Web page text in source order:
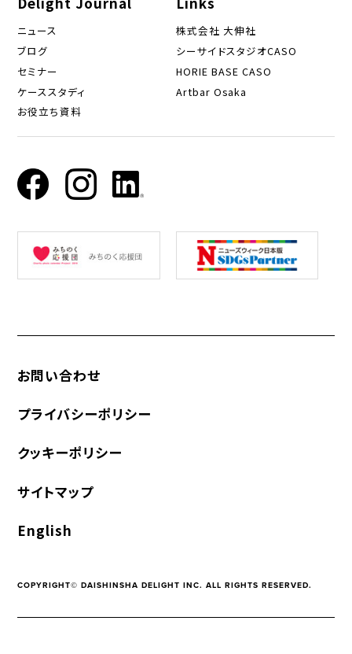
ニュース
ブログ
セミナー
ケーススタディ
お役立ち資料
株式会社 大伸社
シーサイドスタジオCASO
HORIE BASE CASO
Artbar Osaka
お問い合わせ
プライバシーポリシー
クッキーポリシー
サイトマップ
English
COPYRIGHT© DAISHINSHA DELIGHT INC. ALL RIGHTS RESERVED.